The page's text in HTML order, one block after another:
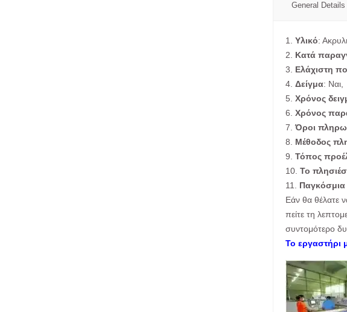
General Details
1. Υλικό:
2. Κατά
3. Ελάχιστη
4. Δείγμα: Ναι,
5. Χρόνος
6. Χρόνος
7. Όροι
8. Μέθοδος
9. Τόπος
10. Το
11. Παγκόσμια
Εάν θα θέλατε
πείτε τη
συντομότερο
Το εργαστήρι